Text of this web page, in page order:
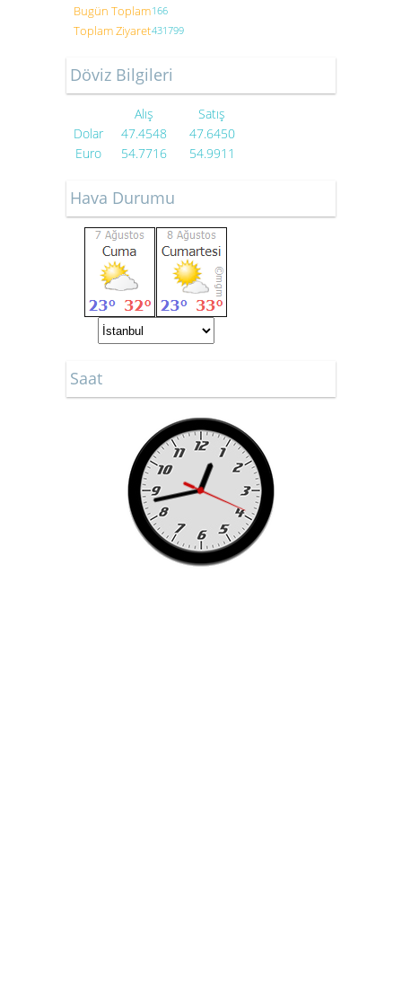
Bugün Toplam166
Toplam Ziyaret431799
Döviz Bilgileri
Alış
Satış
Dolar
47.4548
47.6450
Euro
54.7716 54.9911
Hava Durumu
Saat